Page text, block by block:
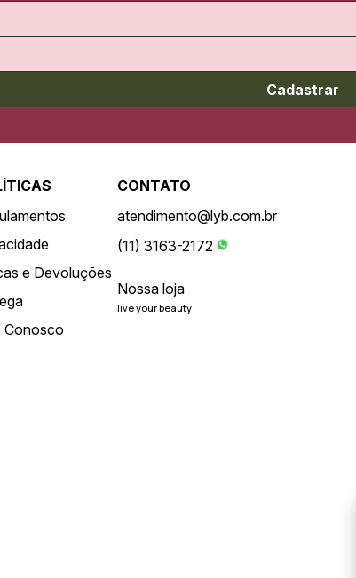
Cadastrar
e Devoluções
Conosco
CONTATO
atendimento@lyb.com.br
(11) 3163-2172
Nossa loja
live your beauty